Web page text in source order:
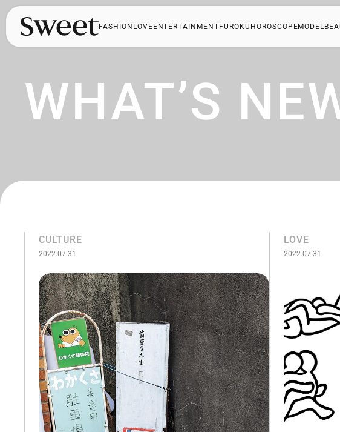
FASHION LOVE ENTERTAINMENT FUROKU HOROSCOPEMODEL
WHAT’S
CULTURE
2022.07.31
LOVE
2022.07.31